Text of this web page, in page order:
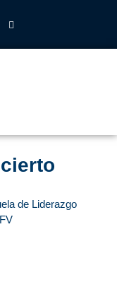
de Liderazgo